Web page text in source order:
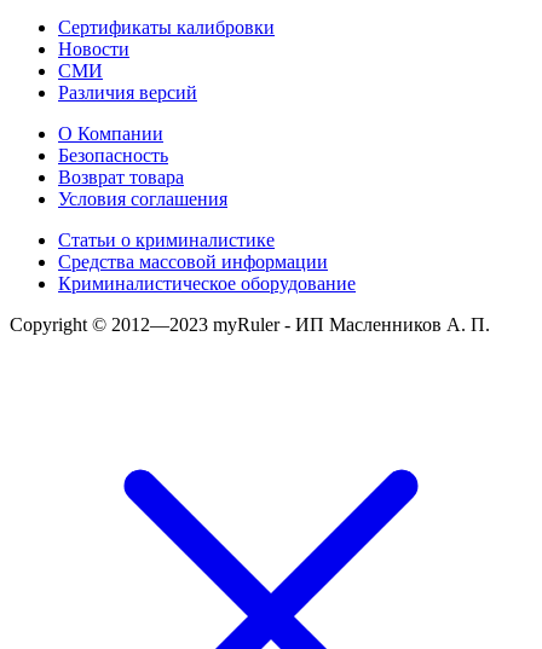
Сертификаты калибровки
Новости
СМИ
Различия версий
О Компании
Безопасность
Возврат товара
Условия соглашения
Статьи о криминалистике
Средства массовой информации
Криминалистическое оборудование
Copyright © 2012—2023 myRuler - ИП Масленников А. П.